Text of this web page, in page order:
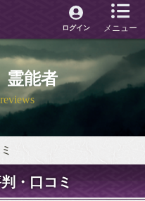
メニュー
ログイン
霊能者
・口コミ